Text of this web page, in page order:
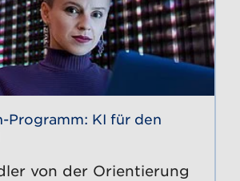
Programm: KI für den
von der Orientierung